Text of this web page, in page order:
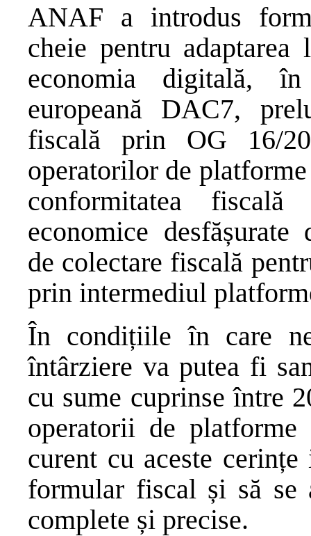
ANAF a introdus
cheie pentru
economia digitală,
europeană DAC7,
fiscală prin OG 16/
operatorilor de
conformitatea
economice
de colectare fiscală
prin intermediul
În condițiile în care
întârziere va putea fi
cu sume cuprinse între
operatorii de
curent cu aceste
formular fiscal și să se
complete și precise.